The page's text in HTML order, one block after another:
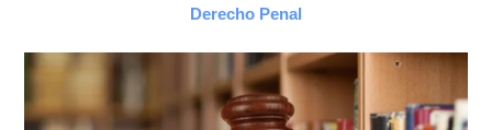
Derecho Penal